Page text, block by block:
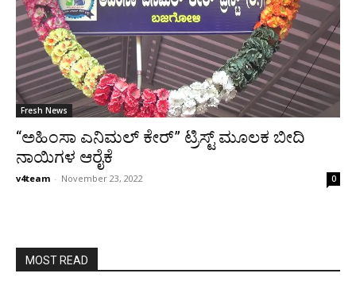
Fresh News
“ಅಹಿಂಸಾ ಎನಿಮಲ್ ಕೇರ್” ಟ್ರಿಸ್ಟ್ ಮೂಲಕ ಬೀದಿ
ನಾಯಿಗಳ ಆರೈಕೆ
v4team - November 23, 2022 0
MOST READ